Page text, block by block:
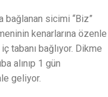
bağlanan sicimi “Biz”
kenarlarına özenle
tabanı bağlıyor. Dikme
alınıp 1 gün
geliyor.